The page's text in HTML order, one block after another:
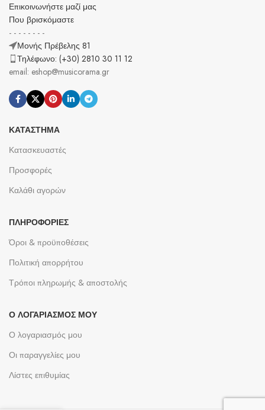
Επικοινωνήστε μαζί μας
Που βρισκόμαστε
- - - - - - - -
Μονής Πρέβελης 81
Τηλέφωνο: (+30) 2810 30 11 12
email: eshop@musicorama.gr
ΚΑΤΆΣΤΗΜΑ
Κατασκευαστές
Προσφορές
Καλάθι αγορών
ΠΛΗΡΟΦΟΡΊΕΣ
Όροι & προϋποθέσεις
Πολιτική απορρήτου
Τρόποι πληρωμής & αποστολής
Ο ΛΟΓΑΡΙΑΣΜΌΣ ΜΟΥ
Ο λογαριασμός μου
Οι παραγγελίες μου
Λίστες επιθυμίας